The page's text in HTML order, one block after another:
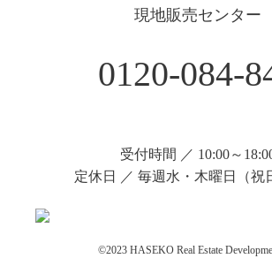
現地販売センター
0120-084-
受付時間 ／ 10:00～
定休日 ／ 毎週水・木曜日（祝
©2023 HASEKO Real Estate